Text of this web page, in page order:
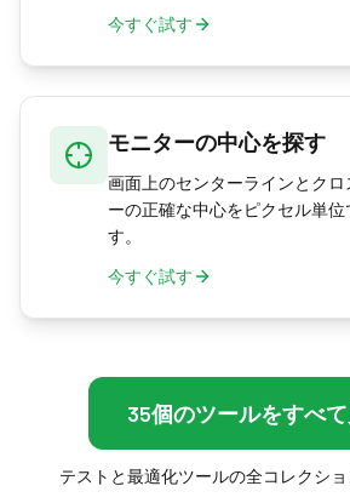
今すぐ試す
モニターの中心を探す
画面上のセンターラインとクロ
ーの正確な中心をピクセル単位
す。
今すぐ試す
35個のツールをすべ
テストと最適化ツールの全コレクシ